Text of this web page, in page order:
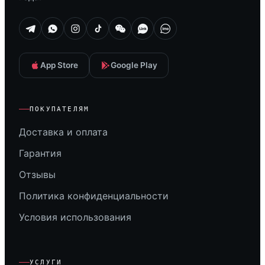
App Store Google Play
ПОКУПАТЕЛЯМ
Доставка и оплата
Гарантия
Отзывы
Политика конфиденциальности
Условия использования
УСЛУГИ